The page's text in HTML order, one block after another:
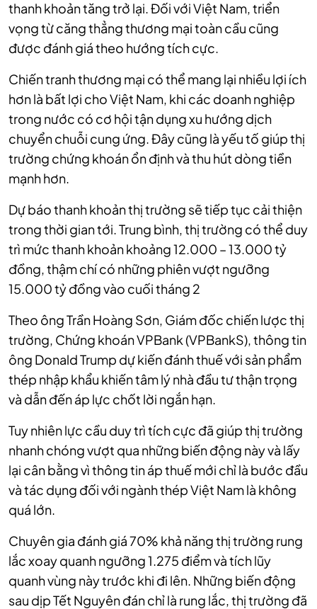
thanh khoản tăng trở lại. Đối với Việt Nam, triển
vọng từ căng thẳng thương mại toàn cầu cũng
được đánh giá theo hướng tích cực.
Chiến tranh thương mại có thể mang lại nhiều lợi ích
hơn là bất lợi cho Việt Nam, khi các doanh nghiệp
trong nước có cơ hội tận dụng xu hướng dịch
chuyển chuỗi cung ứng. Đây cũng là yếu tố giúp thị
trường chứng khoán ổn định và thu hút dòng tiền
mạnh hơn.
Dự báo thanh khoản thị trường sẽ tiếp tục cải thiện
trong thời gian tới. Trung bình, thị trường có thể duy
trì mức thanh khoản khoảng 12.000 – 13.000 tỷ
đồng, thậm chí có những phiên vượt ngưỡng
15.000 tỷ đồng vào cuối tháng 2
Theo ông Trần Hoàng Sơn, Giám đốc chiến lược thị
trường, Chứng khoán VPBank (VPBankS), thông tin
ông Donald Trump dự kiến đánh thuế với sản phẩm
thép nhập khẩu khiến tâm lý nhà đầu tư thận trọng
và dẫn đến áp lực chốt lời ngắn hạn.
Tuy nhiên lực cầu duy trì tích cực đã giúp thị trường
nhanh chóng vượt qua những biến động này và lấy
lại cân bằng vì thông tin áp thuế mới chỉ là bước đầu
và tác dụng đối với ngành thép Việt Nam là không
quá lớn.
Chuyên gia đánh giá 70% khả năng thị trường rung
lắc xoay quanh ngưỡng 1.275 điểm và tích lũy
quanh vùng này trước khi đi lên. Những biến động
sau dịp Tết Nguyên đán chỉ là rung lắc, thị trường đã